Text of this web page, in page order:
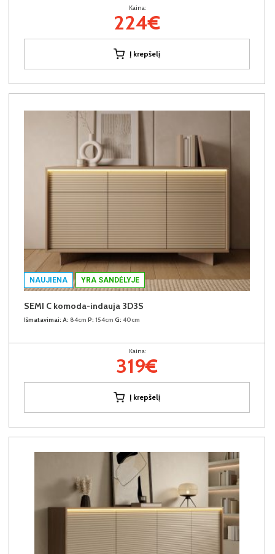
Kaina:
224€
Į krepšelį
NAUJIENA YRA SANDĖLYJE
SEMI C komoda-indauja 3D3S
Išmatavimai: A: 84cm P: 154cm G: 40cm
Kaina:
319€
Į krepšelį